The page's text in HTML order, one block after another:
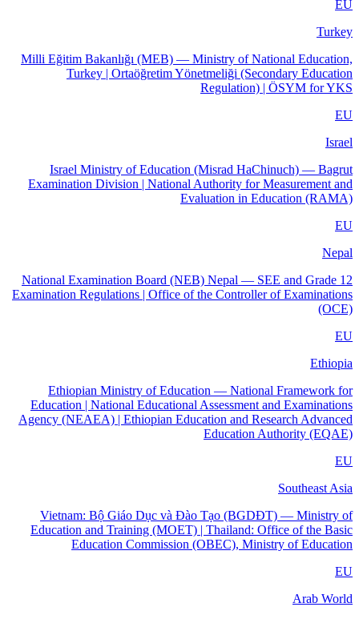
EU
Turkey
Milli Eğitim Bakanlığı (MEB) — Ministry of National Education,
Turkey | Ortaöğretim Yönetmeliği (Secondary Education
Regulation) | ÖSYM for YKS
EU
Israel
Israel Ministry of Education (Misrad HaChinuch) — Bagrut
Examination Division | National Authority for Measurement and
Evaluation in Education (RAMA)
EU
Nepal
National Examination Board (NEB) Nepal — SEE and Grade 12
Examination Regulations | Office of the Controller of Examinations
(OCE)
EU
Ethiopia
Ethiopian Ministry of Education — National Framework for
Education | National Educational Assessment and Examinations
Agency (NEAEA) | Ethiopian Education and Research Advanced
Education Authority (EQAE)
EU
Southeast Asia
Vietnam: Bộ Giáo Dục và Đào Tạo (BGDĐT) — Ministry of
Education and Training (MOET) | Thailand: Office of the Basic
Education Commission (OBEC), Ministry of Education
EU
Arab World